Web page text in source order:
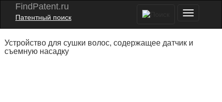
FindPatent.ru
Патентный поиск
Устройство для сушки волос, содержащее датчик и
съемную насадку